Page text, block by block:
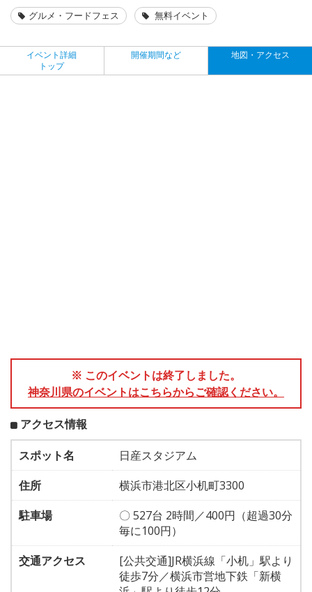
グルメ・フードフェス 無料イベント
イベント詳細
トップ
開催期間など 地図・アクセス
※ このイベントは終了しました。
神奈川県のイベントはこちらからご確認ください。
アクセス情報
スポット名
日産スタジアム
住所
横浜市港北区小机町3300
駐車場
〇 527台 2時間／400円（超過30分
毎に100円）
交通アクセス
[公共交通]JR横浜線「小机」駅より
徒歩7分／横浜市営地下鉄「新横